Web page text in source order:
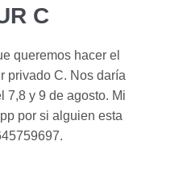
C
queremos hacer el
privado C. Nos daría
7,8 y 9 de agosto. Mi
por si alguien esta